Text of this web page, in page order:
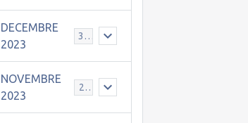
DECEMBRE
2023
31
NOVEMBRE
2023
24